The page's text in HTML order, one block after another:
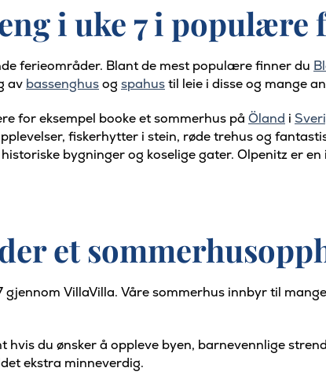
i uke 7 i
ferieområder. Blant de mest populære finner du
av bassenghusog spahustil leie i disse og mange
for eksempel booke et sommerhus på Öland i
fiskerhytter i stein, røde trehus og
bygninger og koselige gater. Olpenitz er
et
VillaVilla. Våre sommerhus innbyr til
du ønsker å oppleve byen, barnevennlige
ekstra minneverdig.